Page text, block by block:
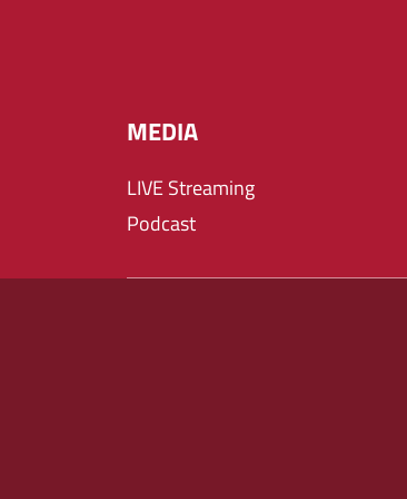
MEDIA
LIVE Streaming
Podcast